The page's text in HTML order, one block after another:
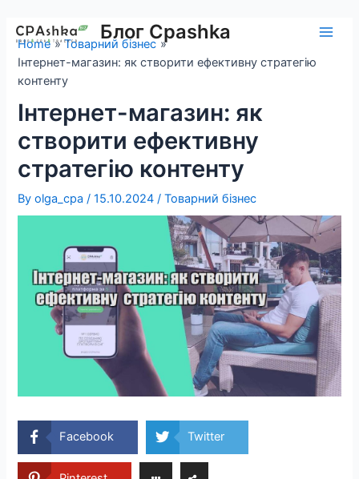
content
Блог Cpashka
Home
Товарний бізнес
Інтернет-магазин: як створити ефективну стратегію
контенту
Інтернет-магазин: як
створити ефективну
стратегію контенту
Byolga_cpa/15.10.2024/Товарний бізнес
Facebook Twitter